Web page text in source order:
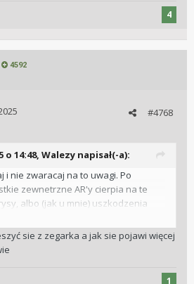
4
4592
#4768
o 14:48, Walezy napisał(-a):
i nie zwaracaj na to uwagi. Po
zewnetrzne AR'y cierpia na te
albo (jak u mnie) uszkodzenia
po wizycie w aquaparku, AR nie
czy to przez porysowanie czy
sie z zegarka a jak sie pojawi więcej
1